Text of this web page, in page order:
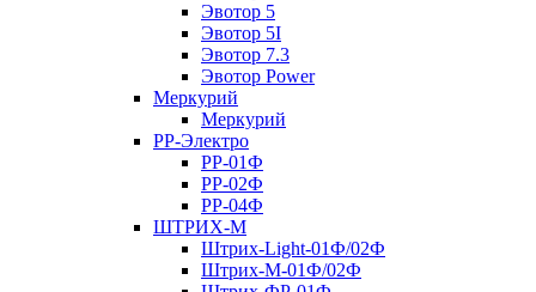
Эвотор 5
Эвотор 5I
Эвотор 7.3
Эвотор Power
Меркурий
Меркурий
РР-Электро
РР-01Ф
РР-02Ф
РР-04Ф
ШТРИХ-М
Штрих-Light-01Ф/02Ф
Штрих-М-01Ф/02Ф